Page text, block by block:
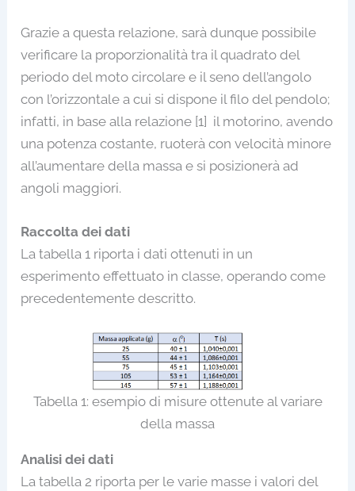
Grazie a questa relazione, sarà dunque possibile
verificare la proporzionalità tra il quadrato del
periodo del moto circolare e il seno dell’angolo
con l’orizzontale a cui si dispone il filo del pendolo;
infatti, in base alla relazione [1] il motorino, avendo
una potenza costante, ruoterà con velocità minore
all’aumentare della massa e si posizionerà ad
angoli maggiori.
Raccolta dei dati
La tabella 1 riporta i dati ottenuti in un
esperimento effettuato in classe, operando come
precedentemente descritto.
Tabella 1: esempio di misure ottenute al variare
della massa
Analisi dei dati
La tabella 2 riporta per le varie masse i valori del